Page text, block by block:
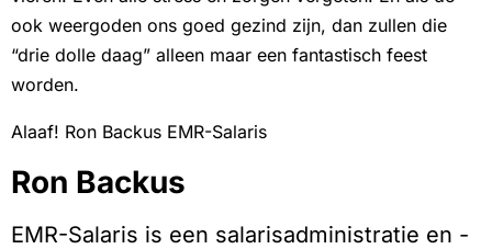
ook weergoden ons goed gezind zijn, dan zullen die
“drie dolle daag” alleen maar een fantastisch feest
worden.
Alaaf! Ron Backus EMR-Salaris
Ron Backus
EMR-Salaris is een salarisadministratie en -